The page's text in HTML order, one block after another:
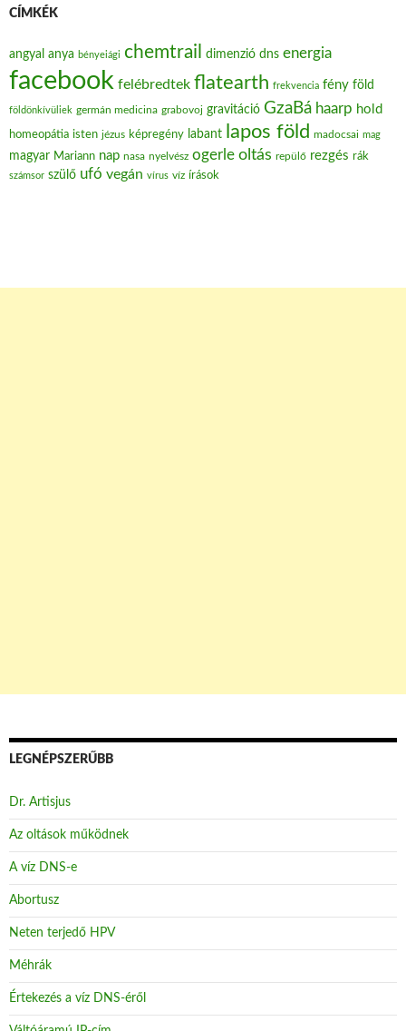
CÍMKÉK
angyal anya bényeiági chemtrail dimenzió dns energia
facebook felébredtek flatearth frekvencia fény föld
földönkívüliek germán medicina grabovoj gravitáció GzaBá haarp hold
homeopátia isten jézus képregény labant lapos föld madocsai mag
magyar Mariann nap nasa nyelvész ogerle oltás repülő rezgés rák
számsor szülő ufó vegán vírus víz írások
LEGNÉPSZERŰBB
Dr. Artisjus
Az oltások működnek
A víz DNS-e
Abortusz
Neten terjedő HPV
Méhrák
Értekezés a víz DNS-éről